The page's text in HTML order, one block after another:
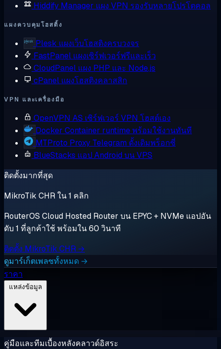
Hiddify Manager แผง VPN รองรับหลายโปรโตคอล
แผงควบคุมโฮสติ้ง
Plesk แผงเว็บโฮสติงครบวงจร
FastPanel แผงเซิร์ฟเวอร์ฟรีและเร็ว
CloudPanel แผง PHP และ Node.js
cPanel แผงโฮสติงคลาสสิก
VPN และเครื่องมือ
OpenVPN AS เซิร์ฟเวอร์ VPN โฮสต์เอง
Docker Container runtime พร้อมใช้งานทันที
MTProto Proxy Telegram ดั้งเดิมพร็อกซี่
BlueStacks แอป Android บน VPS
ติดตั้งมากที่สุด
MikroTik CHR ใน 1 คลิก
RouterOS Cloud Hosted Router บน EPYC + NVMe แอปอัน
ดับ 1 ที่ลูกค้าใช้ พร้อมใน 60 วินาที
ติดตั้ง MikroTik CHR →
ดูมาร์เก็ตเพลซทั้งหมด →
ราคา
คู่มือและทีมเบื้องหลังคลาวด์อิสระ